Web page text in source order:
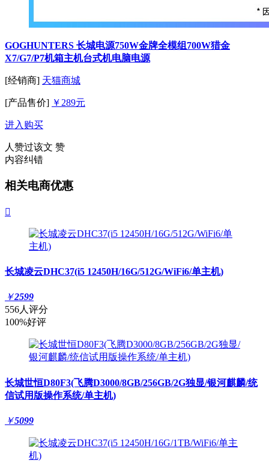
GOGHUNTERS 长城电源750W金牌全模组700W猎金
X7/G7/P7机箱主机台式机电脑电源
[经销商] 天猫商城
[产品售价] ￥289元
进入购买
人赞过该文 赞
内容纠错
相关电商优惠

长城凌云DHC37(i5 12450H/16G/512G/WiFi6/单主机)
￥2599
556人评分
100%好评
长城世恒D80F3(飞腾D3000/8GB/256GB/2G独显/银河麒麟/统
信试用版操作系统/单主机)
￥5099